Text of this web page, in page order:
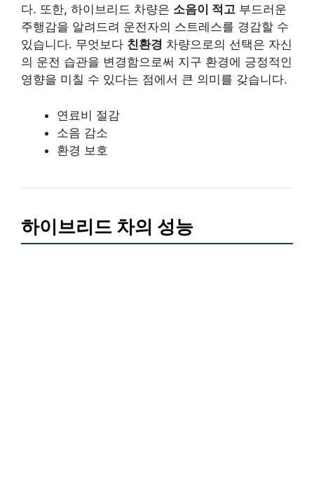
다. 또한, 하이브리드 차량은 소음이 적고 부드러운
주행감을 알려드려 운전자의 스트레스를 경감할 수
있습니다. 무엇보다 친환경 차량으로의 선택은 자신
의 운전 습관을 변경함으로써 지구 환경에 긍정적인
영향을 미칠 수 있다는 점에서 큰 의미를 갖습니다.
연료비 절감
소음 감소
환경 보호
하이브리드 차의 성능